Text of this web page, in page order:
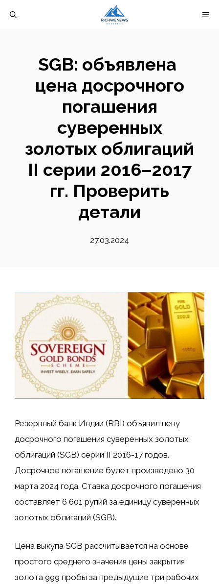
SGB: объявлена ​​
цена досрочного
погашения
суверенных
золотых облигаций
II серии 2016–2017
гг. Проверить
детали
27.03.2024
Резервный банк Индии (RBI) объявил цену
досрочного погашения суверенных золотых
облигаций (SGB) серии II 2016-17 годов.
Досрочное погашение будет произведено 30
марта 2024 года. Ставка досрочного погашения
составляет 6 601 рупий за единицу суверенных
золотых облигаций (SGB).
Цена выкупа SGB рассчитывается на основе
простого среднего значения цены закрытия
золота 999 пробы за предыдущие три рабочих